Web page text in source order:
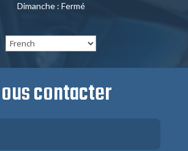
Dimanche : Fermé
contacter